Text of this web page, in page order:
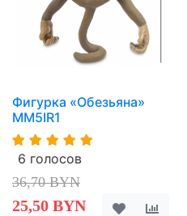
Фигурка «Обезьяна»
MM5IR1
6 голосов
36,70 BYN
25,50 BYN